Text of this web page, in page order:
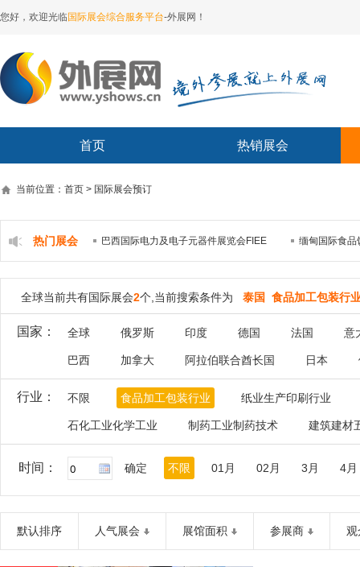
您好，欢迎光临 国际展会综合服务平台-外展网！
首页 热销展会
当前位置：首页 > 国际展会预订
热门展会 巴西国际电力及电子元器件展览会FIEE 缅甸国际食品
全球当前共有国际展会2个,当前搜索条件为 泰国 食品加工包装行
国家： 全球 俄罗斯 印度 德国 法国 意
巴西 加拿大 阿拉伯联合酋长国 日本
行业： 不限 食品加工包装行业 纸业生产印刷行业
石化工业化学工业 制药工业制药技术 建筑建材
时间： 确定 不限 01月 02月 3月 4月
默认排序 人气展会 展馆面积 参展商 观